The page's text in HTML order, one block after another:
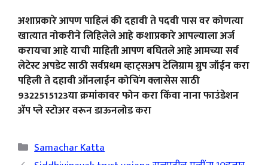
अशाप्रकारे आपण पाहिलं की दहावी ते पदवी पास वर कोणत्या
खात्यात नोकरीने लिहिलेले आहे कशाप्रकारे आपल्याला अर्ज
करायचा आहे याची माहिती आपण बघितले आहे आमच्या सर्व
लेटेस्ट अपडेट साठी सर्वप्रथम व्हाट्सअप टेलिग्राम ग्रुप जॉईन करा
पहिली ते दहावी ऑनलाईन कोचिंग क्लासेस साठी
9322515123या क्रमांकावर फोन करा किंवा नाना फाउंडेशन
ॲप प्ले स्टोअर वरून डाऊनलोड करा
Categories
Samachar Katta